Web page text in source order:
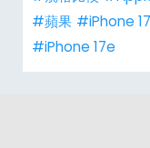
#蘋果 #iPhone 17
#iPhone 17e